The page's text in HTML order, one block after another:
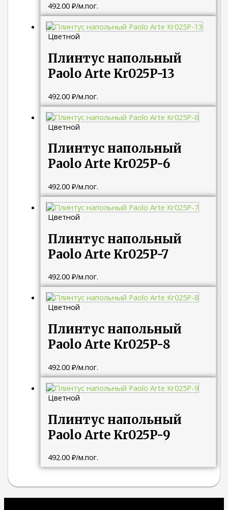
492.00₽/м.пог.
Цветной
Плинтус напольный
Paolo Arte Kr025P-13
492.00₽/м.пог.
Цветной
Плинтус напольный
Paolo Arte Kr025P-6
492.00₽/м.пог.
Цветной
Плинтус напольный
Paolo Arte Kr025P-7
492.00₽/м.пог.
Цветной
Плинтус напольный
Paolo Arte Kr025P-8
492.00₽/м.пог.
Цветной
Плинтус напольный
Paolo Arte Kr025P-9
492.00₽/м.пог.